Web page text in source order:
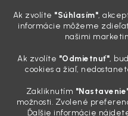
Ak zvolíte "Súhlasím",
informácie môžeme
našimi
Ak zvolíte "Odmietnuť",
cookies a žiaľ,
Zakliknutím
možnosti. Zvolené
Ďalšie informácie
Poznáte ten moment. Vonku
„upratanom“ aute, no pri
mriežkach ventilácie, okolo
drzo pozerá prach. Handra ani
Detailing nemusí stáť
31.7.2026
Sobotné ráno, káva v ruke a